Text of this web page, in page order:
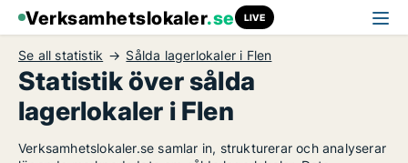
Verksamhetslokaler.se LIVE
Se all statistik Sålda lagerlokaler i Flen
Statistik över sålda
lagerlokaler i Flen
Verksamhetslokaler.se samlar in, strukturerar och analyserar